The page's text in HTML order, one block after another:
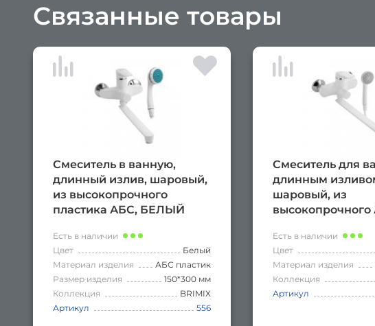
Связанные товары
Смеситель в ванную,
длинный излив, шаровый,
из высокопрочного
пластика АБС, БЕЛЫЙ
Есть в наличии
Цвет
Белый
Материал изделия
АБС пластик
Размер изделия
150*300 мм
Коллекция
BRIMIX
Артикул
556
Смеситель для
длинным
шаровый, из
Есть в наличии
Цвет
Материал изделия
Коллекция
Артикул